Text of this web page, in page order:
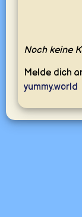
Noch keine
Melde dich
yummy.world